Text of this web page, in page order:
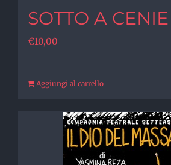
SOTTO A CENIE
€10,00
Aggiungi al carrello